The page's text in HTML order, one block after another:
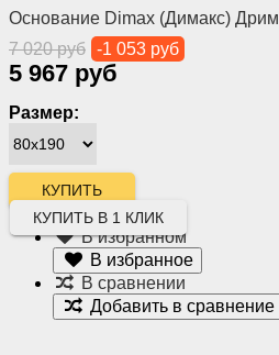
Основание Dimax (Димакс) Дрим
7 020 руб -1 053 руб
5 967 руб
Размер:
КУПИТЬ В 1 КЛИК
В избранном
В избранное
В сравнении
Добавить в сравнение